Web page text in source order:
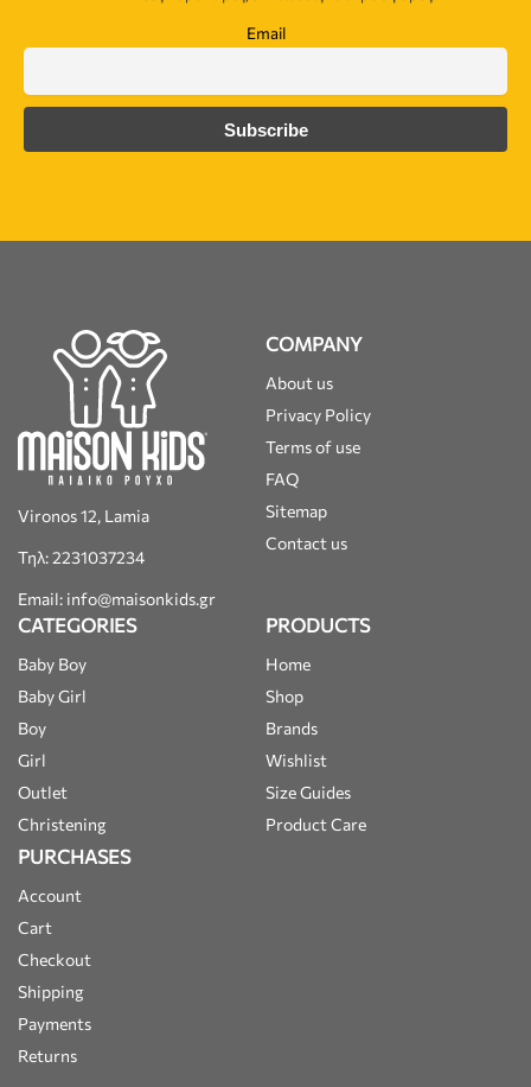
Email
Vironos 12, Lamia
Τηλ: 2231037234
Email: info@maisonkids.gr
COMPANY
About us
Privacy Policy
Terms of use
FAQ
Sitemap
Contact us
CATEGORIES
Baby Boy
Baby Girl
Boy
Girl
Outlet
Christening
PRODUCTS
Home
Shop
Brands
Wishlist
Size Guides
Product Care
PURCHASES
Account
Cart
Checkout
Shipping
Payments
Returns